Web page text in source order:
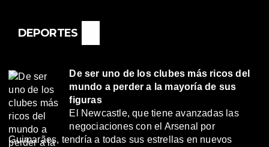
DEPORTES
De ser uno de los clubes más ricos del
mundo a perder a la mayoría de sus
figuras
El Newcastle, que tiene avanzadas las
negociaciones con el Arsenal por
Guimarães, tendría a todas sus estrellas en nuevos